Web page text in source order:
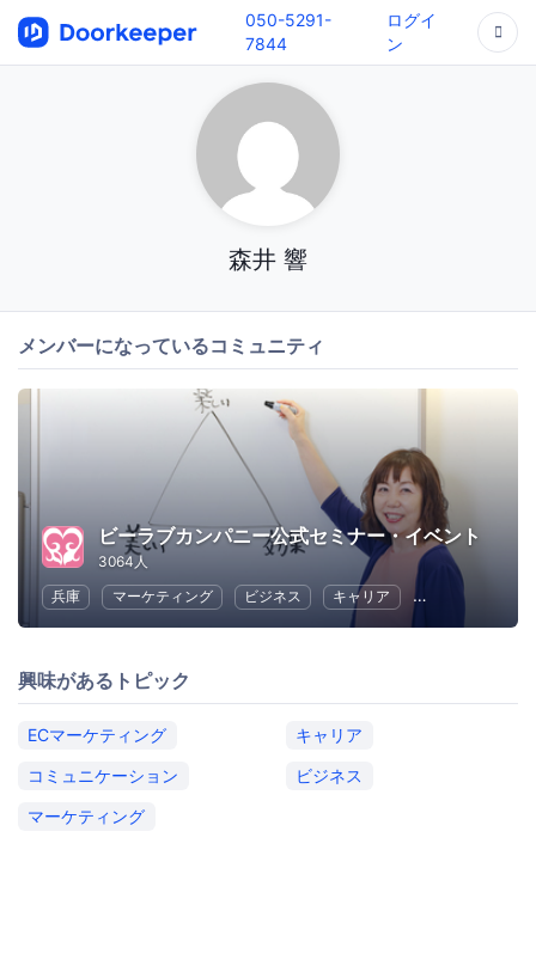
050-5291-
7844
ログイ
ン
森井 響
メンバーになっているコミュニティ
ビーラブカンパニー公式セミナー・イベント
3064人
兵庫
マーケティング ビジネス キャリア コミュニケーシ
興味があるトピック
ECマーケティング
キャリア
コミュニケーション
ビジネス
マーケティング